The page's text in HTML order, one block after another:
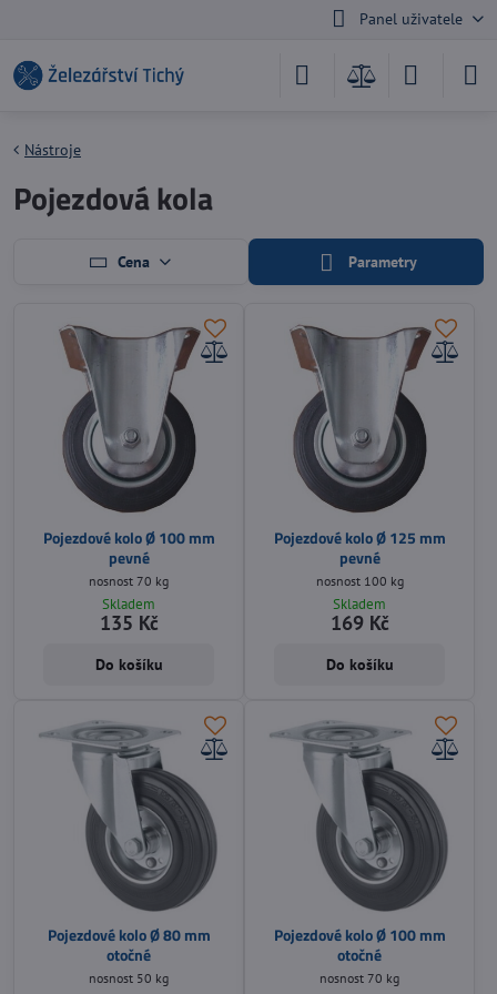
Panel uživatele
Nástroje
Pojezdová kola
Cena Parametry
Pojezdové kolo Ø 100 mm
pevné
nosnost 70 kg
Skladem
135 Kč
Do košíku
Pojezdové kolo Ø 125 mm
pevné
nosnost 100 kg
Skladem
169 Kč
Do košíku
Pojezdové kolo Ø 80 mm
otočné
nosnost 50 kg
Pojezdové kolo Ø 100 mm
otočné
nosnost 70 kg